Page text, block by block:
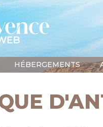
HÉBERGEMENTS